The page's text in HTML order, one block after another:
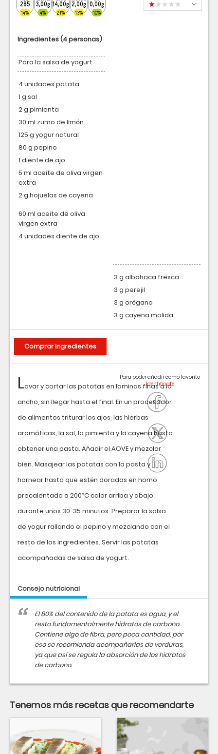
285
14%
3,00g
4%
14,00g
21%
2,00g
13%
0,00g
10%
Lavar y cortar las patatas en laminas finas a lo
ancho, sin llegar hasta el final. En un procesador
de alimentos triturar los ajos, las hierbas
aromáticas, la sal, la pimienta y la cayena hasta
obtener una pasta. Añadir el AOVE y mezclar
bien. Masajear las patatas con la pasta y
hornear hasta que estén doradas en horno
precalentado a 200ºC calor arriba y abajo
durante unos 30-35 minutos. Preparar la salsa
de yogur rallando el pepino y mezclando con el
resto de los ingredientes. Servir las patatas
acompañadas de salsa de yogurt.
Consejo nutricional
El 80% del contenido de la patata es agua, y el
resto fundamentalmente hidratos de carbono.
Contiene algo de fibra, pero poca cantidad, por
eso se recomienda acompañarlas de verduras,
ya que así se regula la absorción de los hidratos
de carbono.
Para poder añadir como favorito
Ingredientes(4 personas)
Para la salsa de yogurt
4 unidades patata
1 g sal
2 g pimienta
30 ml zumo de limón
125 g yogur natural
80 g pepino
1 diente de ajo
5 ml aceite de oliva virgen
extra
2 g hojuelas de cayena
60 ml aceite de oliva
virgen extra
4 unidades diente de ajo
3 g albahaca fresca
3 g perejil
3 g orégano
3 g cayena molida
Comprar ingredientes
Tenemos más recetas que recomendarte